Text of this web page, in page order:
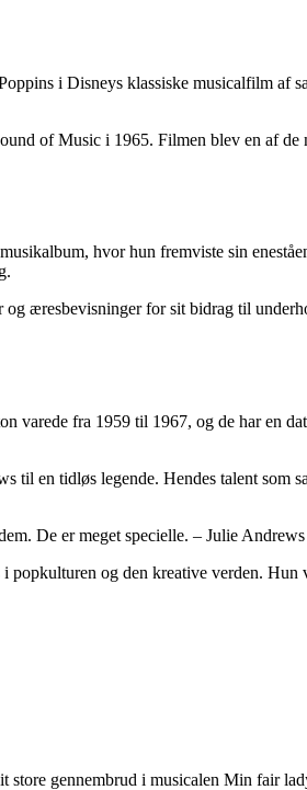
i Disneys klassiske musicalfilm af
of Music i 1965. Filmen blev en af
hvor hun fremviste sin
æresbevisninger for sit bidrag til
fra 1959 til 1967, og de har en
en tidløs legende. Hendes talent som
De er meget specielle. – Julie Andrews
og den kreative verden.
gennembrud i musicalen Min fair